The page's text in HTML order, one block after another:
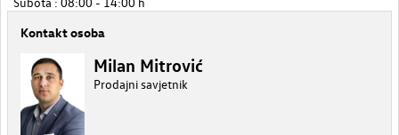
Kontakt osoba
Milan Mitrović
Prodajni savjetnik